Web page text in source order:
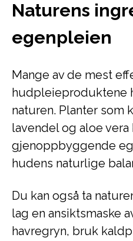
Naturens
egenpleien
Mange av de mest
hudpleieproduktene
naturen. Planter som
lavendel og aloe
gjenoppbyggende
hudens naturlige
Du kan også ta
lag en ansiktsmaske
havregryn, bruk